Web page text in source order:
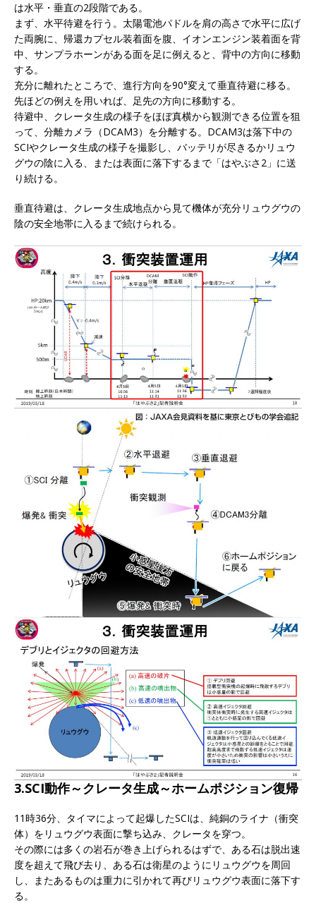
は水平・垂直の2段階である。
まず、水平待避を行う。太陽電池パドルを肩の高さで水平に広げ
た両腕に、帰還カプセル装着面を腹、イオンエンジン装着面を背
中、サンプラホーンがある面を足に例えると、背中の方向に移動
する。
充分に離れたところで、進行方向を90°変えて垂直待避に移る。
先ほどの例えを用いれば、足先の方向に移動する。
待避中、クレータ生成の様子をほぼ真横から観測できる位置を狙
って、分離カメラ（DCAM3）を分離する。DCAM3は落下中の
SCIやクレータ生成の様子を撮影し、バッテリが尽きるかリュウ
グウの陰に入る、または表面に落下するまで「はやぶさ2」に送
り続ける。
垂直待避は、クレータ生成地点から見て機体が充分リュウグウの
陰の安全地帯に入るまで続けられる。
3.SCI動作～クレータ生成～ホームポジション復帰
11時36分、タイマによって起爆したSCIは、純銅のライナ（衝突
体）をリュウグウ表面に撃ち込み、クレータを穿つ。
その際には多くの岩石が巻き上げられるはずで、ある石は脱出速
度を超えて飛び去り、ある石は衛星のようにリュウグウを周回
し、またあるものは重力に引かれて再びリュウグウ表面に落下す
る。